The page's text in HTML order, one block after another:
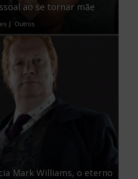
ao se tornar mãe
| Outros
Mark Williams, o eterno